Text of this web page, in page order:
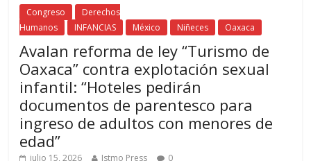
Congreso
Derechos
Humanos
INFANCIAS México Niñeces Oaxaca
Avalan reforma de ley “Turismo de
Oaxaca” contra explotación sexual
infantil: “Hoteles pedirán
documentos de parentesco para
ingreso de adultos con menores de
edad”
julio 15, 2026 Istmo Press 0